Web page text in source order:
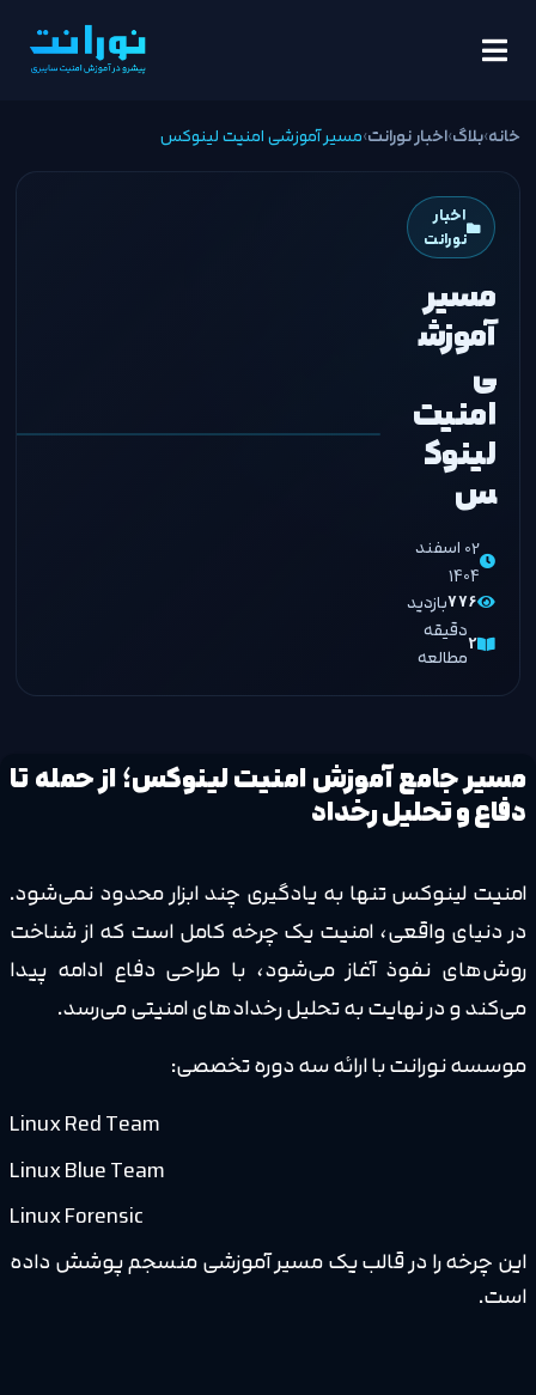
خانه›بلاگ›اخبار نورانت›مسیر آموزشی امنیت لینوکس
اخبار
نورانت
مسیر
آموزش
ی
امنیت
لینوک
س
02 اسفند
1404
۷۷۶بازدید
۲دقیقه
مطالعه
مسیر جامع آموزش امنیت لینوکس؛ از حمله تا
دفاع و تحلیل رخداد
امنیت لینوکس تنها به یادگیری چند ابزار محدود نمی‌شود.
در دنیای واقعی، امنیت یک چرخه کامل است که از شناخت
روش‌های نفوذ آغاز می‌شود، با طراحی دفاع ادامه پیدا
می‌کند و در نهایت به تحلیل رخدادهای امنیتی می‌رسد.
موسسه نورانت با ارائه سه دوره تخصصی:
Linux Red Team
Linux Blue Team
Linux Forensic
این چرخه را در قالب یک مسیر آموزشی منسجم پوشش داده
است.